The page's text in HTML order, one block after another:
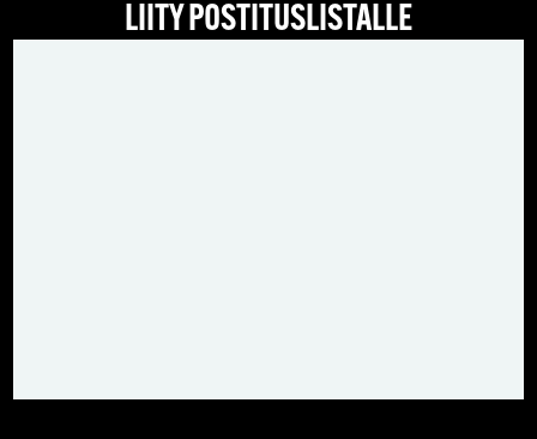
LIITY POSTITUSLISTALLE